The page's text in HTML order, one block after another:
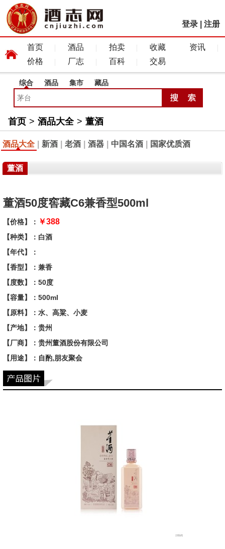
登录 注册
首页 酒品 拍卖 收藏
资讯
价格
厂志 百科 交易
综合 酒品 集市 藏品
首页 > 酒品大全 > 董酒
酒品大全 新酒 老酒 酒器 中国名酒 国家优质酒
董酒
董酒50度窖藏C6兼香型500ml
【价格】： ￥388
【种类】：白酒
【年代】：
【香型】：兼香
【度数】：50度
【容量】：500ml
【原料】：水、高粱、小麦
【产地】：贵州
【厂商】：贵州董酒股份有限公司
【用途】：自酌,朋友聚会